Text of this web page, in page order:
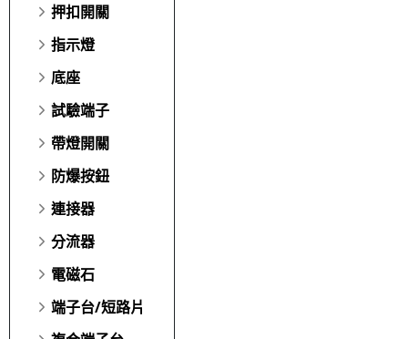
押扣開關
指示燈
底座
試驗端子
帶燈開關
防爆按鈕
連接器
分流器
電磁石
端子台/短路片